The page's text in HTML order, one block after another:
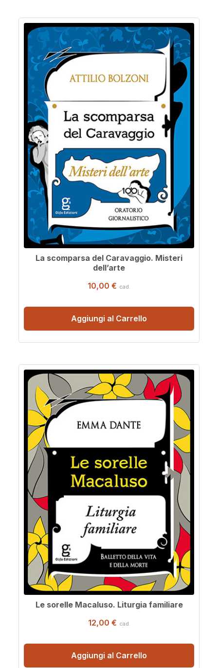
10,00 € cad.
La scomparsa del Caravaggio. Misteri
dell’arte
Aggiungi al Carrello
12,00 € cad.
Le sorelle Macaluso. Liturgia familiare
Aggiungi al Carrello